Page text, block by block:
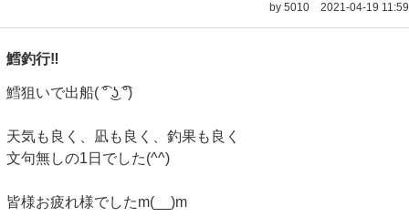
by 5010 2021-04-19 11:59
鱈釣行‼️
鱈狙いで出船( ͡° ͜ʖ ͡°)
天気も良く、凪も良く、釣果も良く
文句無しの1日でした(^^)
皆様お疲れ様でしたm(__)m